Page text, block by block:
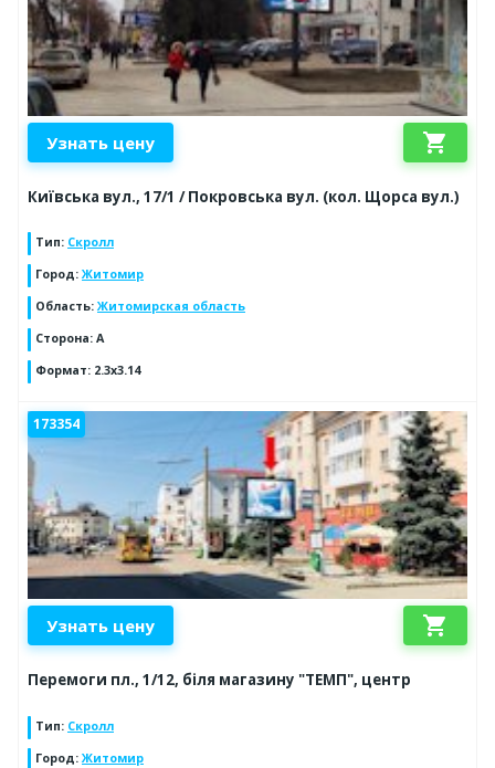
Узнать цену shopping_cart
Київська вул., 17/1 / Покровська вул. (кол. Щорса вул.)
Тип: Скролл
Город: Житомир
Область: Житомирская область
Сторона: A
Формат: 2.3x3.14
173354
Узнать цену shopping_cart
Перемоги пл., 1/12, біля магазину "ТЕМП", центр
Тип: Скролл
Город: Житомир